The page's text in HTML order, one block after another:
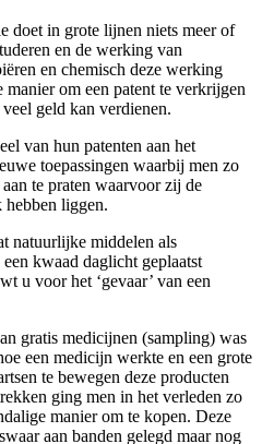
doet in grote lijnen niets meer of
en de werking van
en chemisch deze werking
manier om een patent te verkrijgen
geld kan verdienen.
van hun patenten aan het
toepassingen waarbij men zo
te praten waarvoor zij de
hebben liggen.
natuurlijke middelen als
kwaad daglicht geplaatst
u voor het ‘gevaar’ van een
gratis medicijnen (sampling) was
een medicijn werkte en een grote
te bewegen deze producten
ging men in het verleden zo
manier om te kopen. Deze
aan banden gelegd maar nog